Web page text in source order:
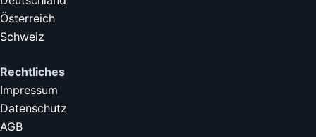
Österreich
Schweiz
Rechtliches
Impressum
Datenschutz
AGB